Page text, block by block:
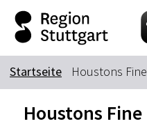
Suchbegriff
Startseite Houstons
Houstons